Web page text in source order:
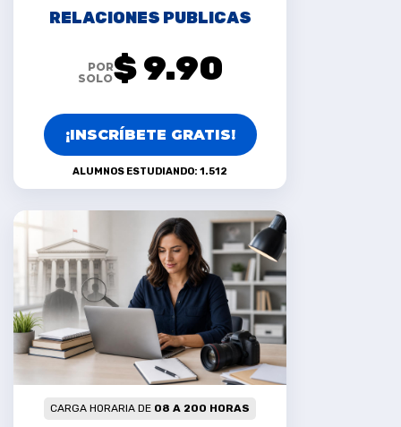
RELACIONES PUBLICAS
POR
SOLO$ 9.90
¡INSCRÍBETE GRATIS!
ALUMNOS ESTUDIANDO: 1.512
CARGA HORARIA DE 08 A 200 HORAS